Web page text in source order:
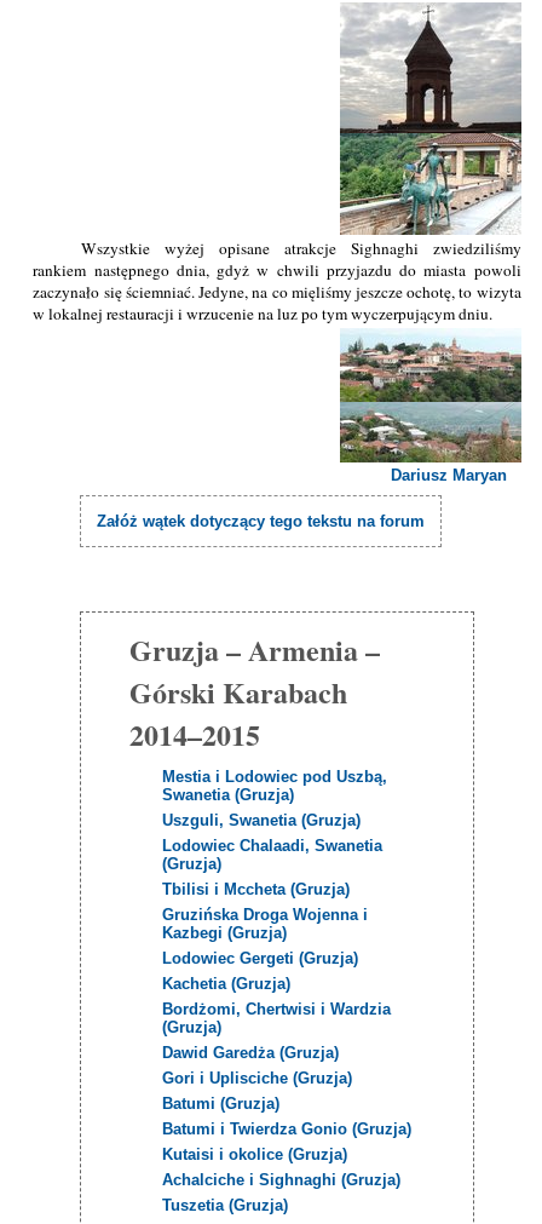
Wszystkie wyżej opisane atrakcje Sighnaghi zwiedziliśmy
rankiem następnego dnia, gdyż w chwili przyjazdu do miasta powoli
zaczynało się ściemniać. Jedyne, na co mięliśmy jeszcze ochotę, to wizyta
w lokalnej restauracji i wrzucenie na luz po tym wyczerpującym dniu.
Dariusz Maryan
Załóż wątek dotyczący tego tekstu na forum
Gruzja – Armenia –
Górski Karabach
2014–2015
Mestia i Lodowiec pod Uszbą,
Swanetia (Gruzja)
Uszguli, Swanetia (Gruzja)
Lodowiec Chalaadi, Swanetia
(Gruzja)
Tbilisi i Mccheta (Gruzja)
Gruzińska Droga Wojenna i
Kazbegi (Gruzja)
Lodowiec Gergeti (Gruzja)
Kachetia (Gruzja)
Bordżomi, Chertwisi i Wardzia
(Gruzja)
Dawid Garedża (Gruzja)
Gori i Uplisciche (Gruzja)
Batumi (Gruzja)
Batumi i Twierdza Gonio (Gruzja)
Kutaisi i okolice (Gruzja)
Achalciche i Sighnaghi (Gruzja)
Tuszetia (Gruzja)